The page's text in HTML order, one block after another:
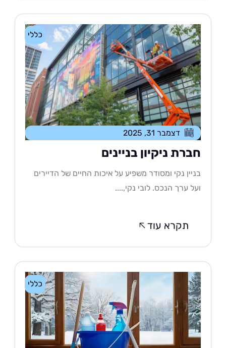
כללי
דצמבר 31, 2025
ניקיון בניינים
נקי ומסודר משפיע על איכות החיים של הדיירים
ערך הנכס. לובי נקי,....
תקרא עוד
כללי